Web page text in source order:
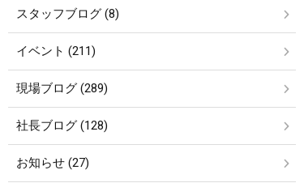
スタッフブログ (8)
イベント (211)
現場ブログ (289)
社長ブログ (128)
お知らせ (27)